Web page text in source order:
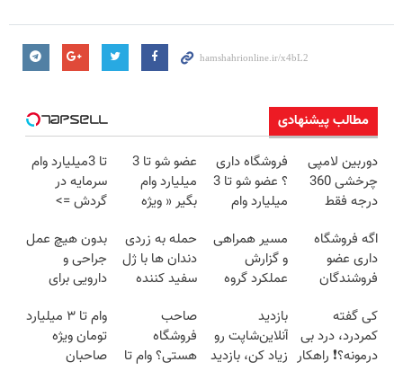
مطالب پیشنهادی
دوربین لامپی
چرخشی 360
درجه فقط
🔥 پرداخت
درب منزل
فروشگاه داری
؟ عضو شو تا 3
میلیارد وام
عضو شو تا 3
میلیارد وام
بگیر « ویژه
تا 3میلیارد وام
سرمایه در
گردش =>
ثبت کن
اگه فروشگاه
داری عضو
فروشندگان
میلیارد وام
بگیر
مسیر همراهی
و گزارش
عملکرد گروه
حمله به زردی
دندان ها با ژل
سفید کننده
خرید40%تخفیف
بدون هیچ عمل
جراحی و
دارویی برای
کمر رو فراموش
کن!
کی گفته
کمردرد، درد بی
درمونه؟❗ راهکار
بازدید
آنلاین‌شاپت رو
زیاد کن، بازدید
صاحب
فروشگاه
هستی؟ وام تا
وام تا ۳ میلیارد
تومان ویژه
صاحبان